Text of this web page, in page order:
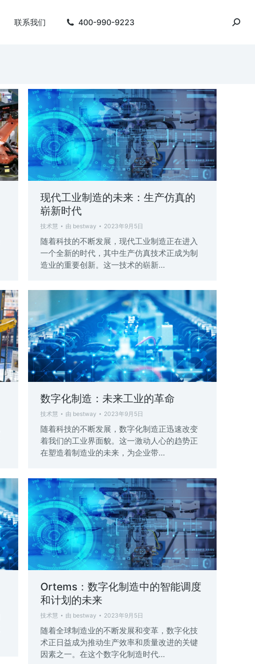
联系我们 400-990-9223
现代工业制造的未来：生产仿真的
崭新时代
技术慧 由 bestway 2023年9月5日
随着科技的不断发展，现代工业制造正在进入
一个全新的时代，其中生产仿真技术正成为制
造业的重要创新。这一技术的崭新…
数字化制造：未来工业的革命
技术慧 由 bestway 2023年9月5日
随着科技的不断发展，数字化制造正迅速改变
着我们的工业界面貌。这一激动人心的趋势正
在塑造着制造业的未来，为企业带…
Ortems：数字化制造中的智能调度
和计划的未来
技术慧 由 bestway 2023年9月5日
随着全球制造业的不断发展和变革，数字化技
术正日益成为推动生产效率和质量改进的关键
因素之一。在这个数字化制造时代…